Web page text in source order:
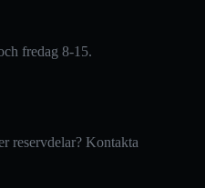
fredag 8-15.
reservdelar? Kontakta